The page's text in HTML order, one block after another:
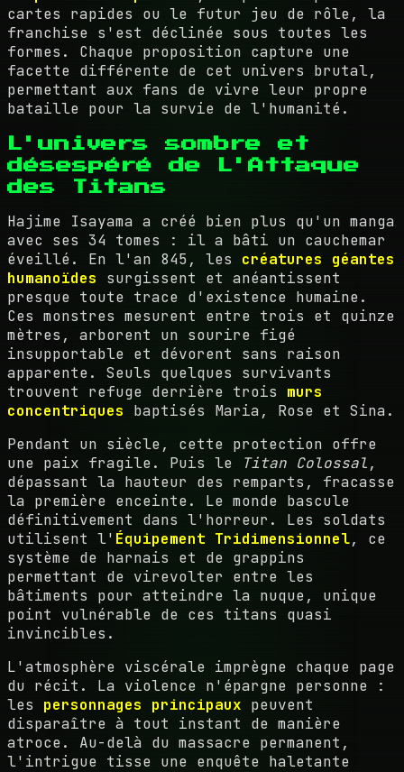
cartes rapides ou le futur jeu de rôle, la
franchise s'est déclinée sous toutes les
formes. Chaque proposition capture une
facette différente de cet univers brutal,
permettant aux fans de vivre leur propre
bataille pour la survie de l'humanité.
L'univers sombre et
désespéré de L'Attaque
des Titans
Hajime Isayama a créé bien plus qu'un manga
avec ses 34 tomes : il a bâti un cauchemar
éveillé. En l'an 845, les créatures géantes
humanoïdes surgissent et anéantissent
presque toute trace d'existence humaine.
Ces monstres mesurent entre trois et quinze
mètres, arborent un sourire figé
insupportable et dévorent sans raison
apparente. Seuls quelques survivants
trouvent refuge derrière trois murs
concentriques baptisés Maria, Rose et Sina.
Pendant un siècle, cette protection offre
une paix fragile. Puis le
Titan Colossal,
dépassant la hauteur des remparts, fracasse
la première enceinte. Le monde bascule
définitivement dans l'horreur. Les soldats
utilisent l' Équipement Tridimensionnel, ce
système de harnais et de grappins
permettant de virevolter entre les
bâtiments pour atteindre la nuque, unique
point vulnérable de ces titans quasi
invincibles.
L'atmosphère viscérale imprègne chaque page
du récit. La violence n'épargne personne :
les personnages principaux peuvent
disparaître à tout instant de manière
atroce. Au-delà du massacre permanent,
l'intrigue tisse une enquête haletante